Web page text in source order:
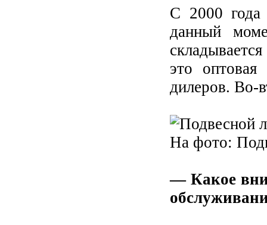
С 2000 года
данный
это
дилеров. Во-
На фото:
— Какое